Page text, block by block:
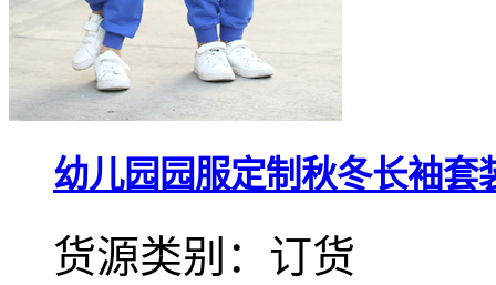
幼儿园园服定制秋冬长袖套
货源类别：订货